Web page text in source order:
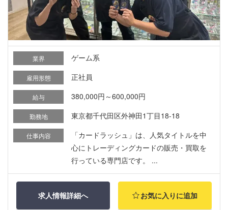
業界 ゲーム系
雇用形態 正社員
給与 380,000円～600,000円
勤務地 東京都千代田区外神田1丁目18-18
仕事内容
「カードラッシュ」は、人気タイトルを中
心にトレーディングカードの販売・買取を
行っている専門店です。 ...
求人情報詳細へ お気に入りに追加